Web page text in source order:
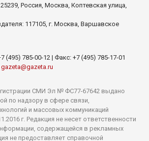
Россия, Москва, Коптевская улица,
117105, г. Москва, Варшавское
(495) 785-00-12 | Факс: +7 (495) 785-17-01
gazeta@gazeta.ru
СМИ Эл № ФС77-67642 выдано
по надзору в сфере связи,
и массовых коммуникаций
г. Редакция не несет ответственности
содержащейся в рекламных
не предоставляет справочной